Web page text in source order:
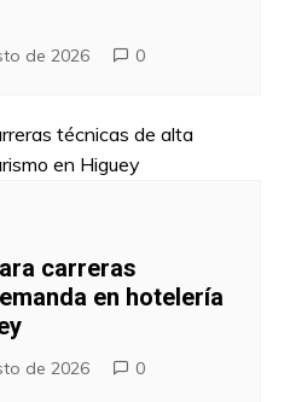
de 2026 0
carreras
en hotelería
de 2026 0